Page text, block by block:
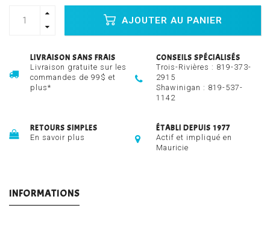
AJOUTER AU PANIER
LIVRAISON SANS FRAIS
Livraison gratuite sur les
commandes de 99$ et
plus*
CONSEILS SPÉCIALISÉS
Trois-Rivières : 819-373-
2915
Shawinigan : 819-537-
1142
RETOURS SIMPLES
En savoir plus
ÉTABLI DEPUIS 1977
Actif et impliqué en
Mauricie
INFORMATIONS